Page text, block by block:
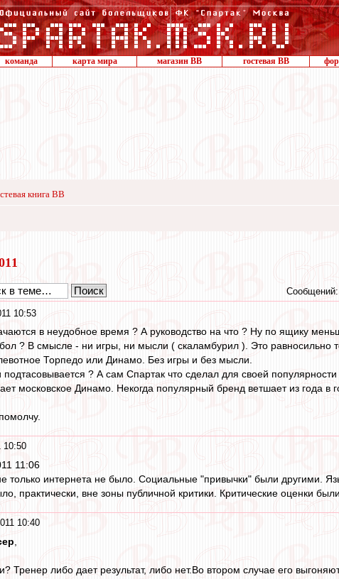
команда карта мира магазин ВВ гостевая ВВ
книга ВВ
Сообщений:
10:53
в неудобное время ? А руководство на что ? Ну по ящику
? В смысле - ни игры, ни мысли ( скаламбурил ). Это равносильно
Торпедо или Динамо. Без игры и без мысли.
подтасовывается ? А сам Спартак что сделал для своей
московское Динамо. Некогда популярный бренд ветшает из года в
10:50
11:06
только интернета не было. Социальные "привычки" были другими.
практически, вне зоны публичной критики. Критические оценки
10:40
Тренер либо дает результат, либо нет.Во втором случае его